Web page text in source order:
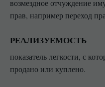
возмездное отчуждение
прав, например переход
РЕАЛИЗУЕМОСТЬ
показатель легкости, с
продано или куплено.